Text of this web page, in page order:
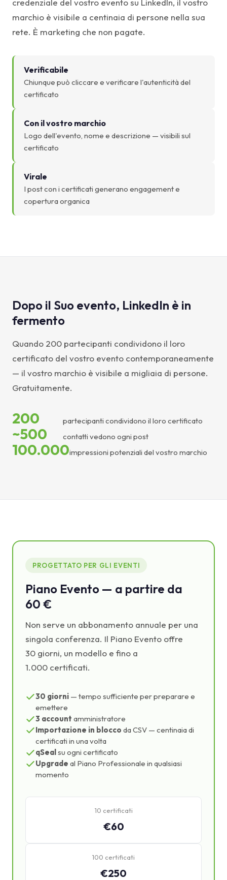
credenziale del vostro evento su LinkedIn, il vostro
marchio è visibile a centinaia di persone nella sua
rete. È marketing che non pagate.
Verificabile
Chiunque può cliccare e verificare l'autenticità del
certificato
Con il vostro marchio
Logo dell'evento, nome e descrizione — visibili sul
certificato
Virale
I post con i certificati generano engagement e
copertura organica
Dopo il Suo evento, LinkedIn è in
fermento
Quando 200 partecipanti condividono il loro
certificato del vostro evento contemporaneamente
— il vostro marchio è visibile a migliaia di persone.
Gratuitamente.
200 partecipanti condividono il loro certificato
~500 contatti vedono ogni post
100.000impressioni potenziali del vostro marchio
PROGETTATO PER GLI EVENTI
Piano Evento — a partire da
60 €
Non serve un abbonamento annuale per una
singola conferenza. Il Piano Evento offre
30 giorni, un modello e fino a
1.000 certificati.
30 giorni — tempo sufficiente per preparare e
emettere
3 account amministratore
Importazione in blocco da CSV — centinaia di
certificati in una volta
qSealsu ogni certificato
Upgrade al Piano Professionale in qualsiasi
momento
10 certificati
€60
100 certificati
€250